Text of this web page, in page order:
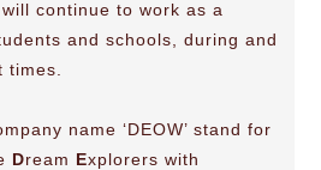
continue to work as a
and schools, during and
name ‘DEOW’ stand for
Dream Explorers with